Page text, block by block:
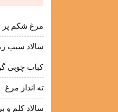
مرغ شکم پر
سالاد سیب
کباب چوبی
ته انداز مرغ
سالاد کلم و